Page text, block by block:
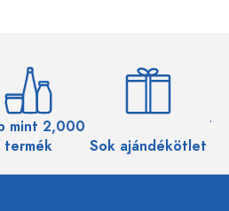
mint 2,000
termék
Sok ajándékötlet